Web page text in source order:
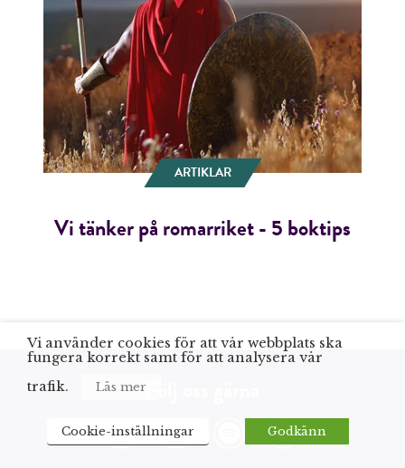
ARTIKLAR
Vi tänker på romarriket - 5 boktips
Vi använder cookies för att vår webbplats ska
fungera korrekt samt för att analysera vår
trafik.
Läs mer
Cookie-inställningar Godkänn